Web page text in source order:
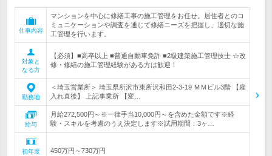
仕事内容
マンションを中心に修繕工事の施工管理をお任せ。居住者とのコ
ミュニケーションや調査を通じて修繕ニーズを把握し、適切な施
工管理を行います。
対象と
なる方
【必須】■高卒以上 ■普通自動車免許 ■2級建築施工管理技士 ☆改
修・修繕の施工管理経験がある方は歓迎！
勤務地
＜埼玉営業所＞ 埼玉県所沢市東所沢和田2-3-19 ＭＭビル3階 【雇
入れ直後】 上記事業所 【変…
給与
月給272,500円～※一律手当10,000円～を含めた金額です※経
験・スキルを考慮のうえ決定します※試用期間：3ヶ…
初年度
450万円～730万円